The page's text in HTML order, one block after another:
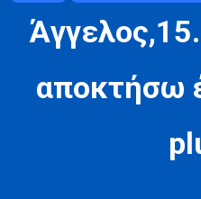
αποκτήσω